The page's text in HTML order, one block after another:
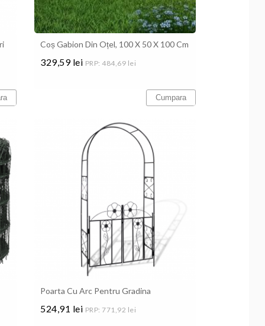
Coș Gabion Din Oțel, 100 X 50 X 100 Cm
329,59 lei PRP: 484,69 lei
Cumpara
Poarta Cu Arc Pentru Gradina
524,91 lei PRP: 771,92 lei